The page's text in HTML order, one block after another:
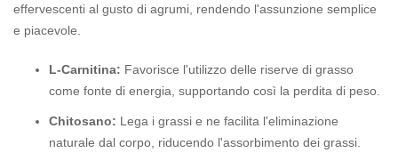
effervescenti al gusto di agrumi, rendendo l'assunzione semplice
e piacevole.
L-Carnitina: Favorisce l'utilizzo delle riserve di grasso
come fonte di energia, supportando così la perdita di peso.
Chitosano: Lega i grassi e ne facilita l'eliminazione
naturale dal corpo, riducendo l'assorbimento dei grassi.